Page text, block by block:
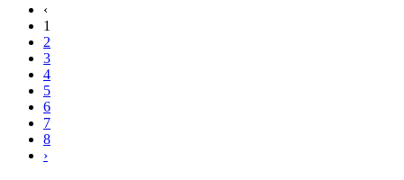
‹
1
2
3
4
5
6
7
8
›